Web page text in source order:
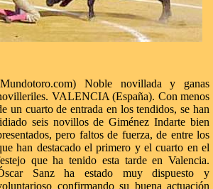
Noble novillada y ganas
VALENCIA (España). Con menos
un cuarto de entrada en los tendidos, se han
seis novillos de Giménez Indarte bien
pero faltos de fuerza, de entre los
han destacado el primero y el cuarto en el
que ha tenido esta tarde en Valencia.
Sanz ha estado muy dispuesto y
confirmando su buena actuación